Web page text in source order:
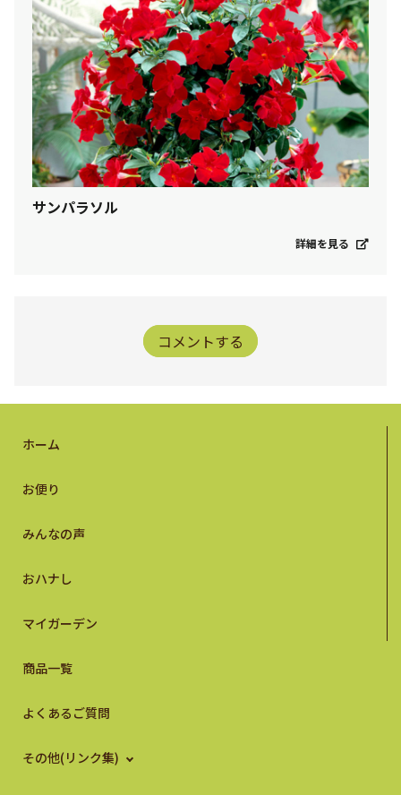
サンパラソル
詳細を見る
コメントする
ホーム
お便り
みんなの声
おハナし
マイガーデン
商品一覧
よくあるご質問
その他(リンク集)